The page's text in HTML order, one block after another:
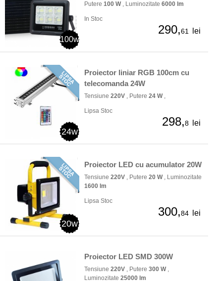
100w
Putere 100 W, Luminozitate 6000 lm
In Stoc
290,61 lei
24w
Proiector liniar RGB 100cm cu
telecomanda 24W
Tensiune 220V , Putere 24 W,
Lipsa Stoc
298,8 lei
20w
Proiector LED cu acumulator 20W
Tensiune 220V , Putere 20 W, Luminozitate
1600 lm
Lipsa Stoc
300,84 lei
Proiector LED SMD 300W
Tensiune 220V , Putere 300 W,
Luminozitate 25000 lm